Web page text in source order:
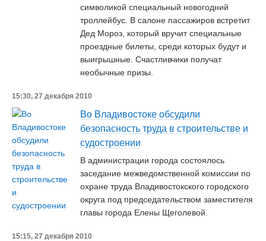
символикой специальный новогодний
троллейбус. В салоне пассажиров встретит
Дед Мороз, который вручит специальные
проездные билеты, среди которых будут и
выигрышные. Счастливчики получат
необычные призы.
15:30, 27 декабря 2010
Во Владивостоке обсудили
безопасность труда в строительстве и
судостроении
В администрации города состоялось
заседание межведомственной комиссии по
охране труда Владивостокского городского
округа под председательством заместителя
главы города Елены Щеголевой.
15:15, 27 декабря 2010